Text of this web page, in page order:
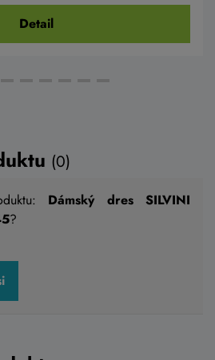
Detail
(0)
Dámský dres SILVINI
?